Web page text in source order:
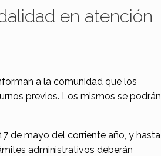
en atención
a la comunidad que los
previos. Los mismos se podrán
de mayo del corriente año, y hasta
administrativos deberán